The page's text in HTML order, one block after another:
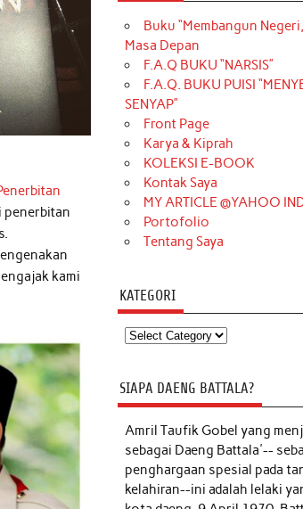
penerbitan
kami
Buku “Membangun
Masa Depan
F.A.Q BUKU “NARSIS”
F.A.Q. BUKU PUISI
SENYAP”
Front Page
Karya & Kiprah
KOLEKSI E-BOOK
Kontak Saya
MY ARTICLE @YAHOO
Portofolio
Tentang Saya
KATEGORI
Kategori
SIAPA DAENG BATTALA?
Amril Taufik Gobel yang
sebagai Daeng Battala'--
penghargaan spesial pada
kelahiran--ini adalah lelaki